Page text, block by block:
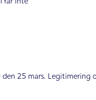
den 25 mars. Legitimering